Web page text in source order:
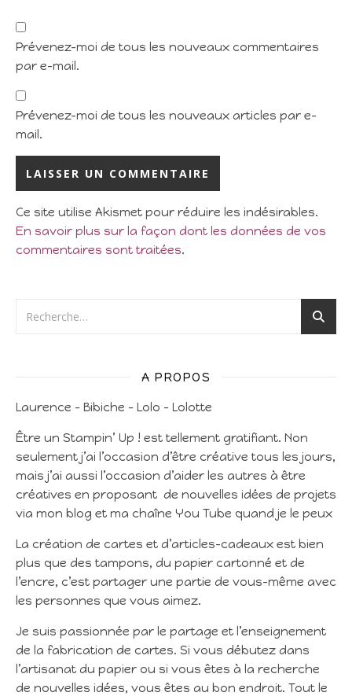
Prévenez-moi de tous les nouveaux commentaires
par e-mail.
Prévenez-moi de tous les nouveaux articles par e-
mail.
Ce site utilise Akismet pour réduire les indésirables.
En savoir plus sur la façon dont les données de vos
commentaires sont traitées.
A PROPOS
Laurence – Bibiche – Lolo – Lolotte
Être un Stampin’ Up ! est tellement gratifiant. Non
seulement j’ai l’occasion d’être créative tous les jours,
mais j’ai aussi l’occasion d’aider les autres à être
créatives en proposant de nouvelles idées de projets
via mon blog et ma chaîne You Tube quand je le peux
La création de cartes et d’articles-cadeaux est bien
plus que des tampons, du papier cartonné et de
l’encre, c’est partager une partie de vous-même avec
les personnes que vous aimez.
Je suis passionnée par le partage et l’enseignement
de la fabrication de cartes. Si vous débutez dans
l’artisanat du papier ou si vous êtes à la recherche
de nouvelles idées, vous êtes au bon endroit. Tout le